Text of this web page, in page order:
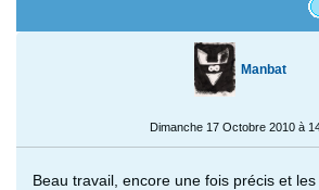
Manbat
Dimanche 17 Octobre 2010 à
Beau travail, encore une fois précis et